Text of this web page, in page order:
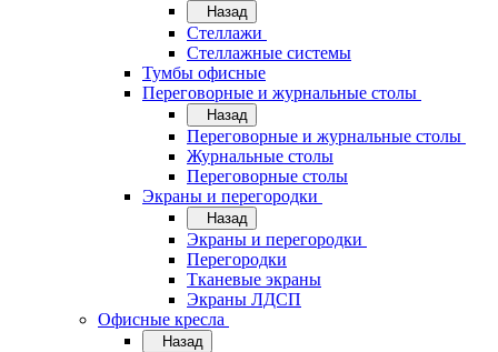
Назад
Стеллажи
Стеллажные системы
Тумбы офисные
Переговорные и журнальные столы
Назад
Переговорные и журнальные столы
Журнальные столы
Переговорные столы
Экраны и перегородки
Назад
Экраны и перегородки
Перегородки
Тканевые экраны
Экраны ЛДСП
Офисные кресла
Назад